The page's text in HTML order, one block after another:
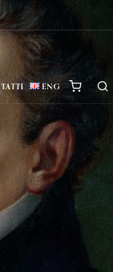
ENG